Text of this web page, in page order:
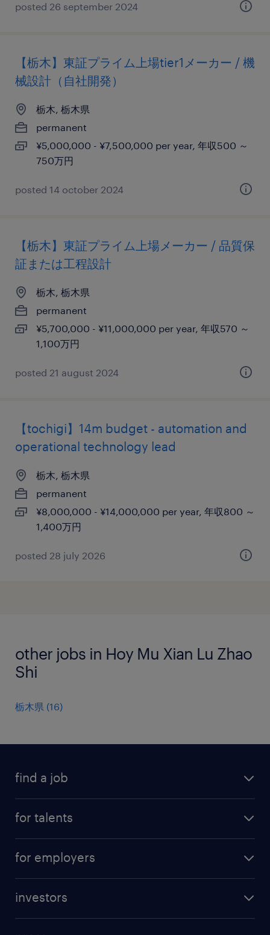
posted 26 september 2024
【栃木】東証プライム上場tier1メーカー / 機
械設計（自社開発）
栃木, 栃木県
permanent
¥5,000,000 - ¥7,500,000 per year, 年収500 ～
750万円
posted 14 october 2024
【栃木】東証プライム上場メーカー / 品質保
証または工程設計
栃木, 栃木県
permanent
¥5,700,000 - ¥11,000,000 per year, 年収570 ～
1,100万円
posted 21 august 2024
【tochigi】14m budget - automation and
operational technology lead
栃木, 栃木県
permanent
¥8,000,000 - ¥14,000,000 per year, 年収800 ～
1,400万円
posted 28 july 2026
other jobs in Hoy Mu Xian Lu Zhao
Shi
栃木県 (16)
find a job
for talents
professional career
for employers
investors